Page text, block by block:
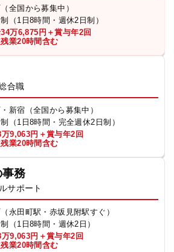
全国から募集中）
（1日8時間・週休2日制）
34万6,875円＋賞与年2回
業20時間含む
合職
新宿（全国から募集中）
（1日8時間・完全週休2日制）
万9,063円＋賞与年2回
業20時間含む
務
サポート
永田町駅・赤坂見附駅すぐ）
（1日8時間・週休2日）
万9,063円＋賞与年2回
業20時間含む